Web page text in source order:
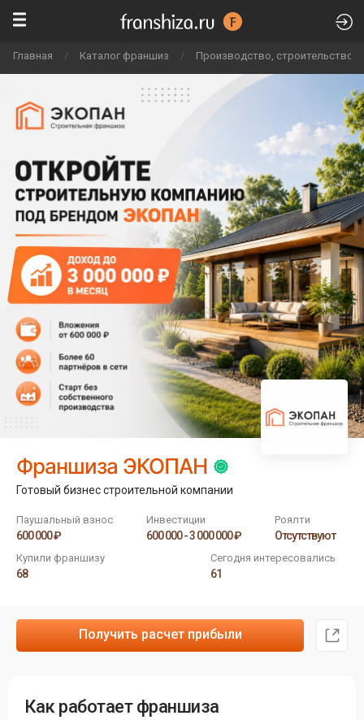
Главная / Каталог франшиз / Производство, строительство
Франшиза ЭКОПАН
Готовый бизнес строительной компании
Паушальный взнос
600 000 ₽
Инвестиции
600 000 - 3 000 000 ₽
Роялти
Отсутствуют
Купили франшизу
68
Сегодня интересовались
61
Получить расчет прибыли
Как работает франшиза